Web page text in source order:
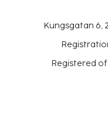
Kungsgatan 6,
Registered